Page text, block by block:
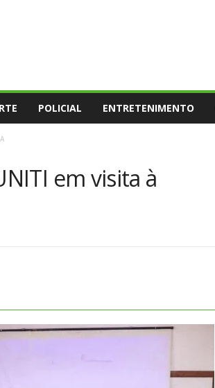
POLICIAL ENTRETENIMENTO
em visita à